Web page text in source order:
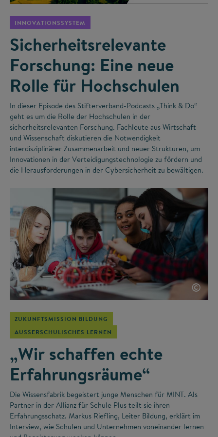
INNOVATIONSSYSTEM
Sicherheitsrelevante
Forschung: Eine neue
Rolle für Hochschulen
In dieser Episode des Stifterverband-Podcasts „Think & Do“
geht es um die Rolle der Hochschulen in der
sicherheitsrelevanten Forschung. Fachleute aus Wirtschaft
und Wissenschaft diskutieren die Notwendigkeit
interdisziplinärer Zusammenarbeit und neuer Strukturen, um
Innovationen in der Verteidigungstechnologie zu fördern und
die Herausforderungen in der Cybersicherheit zu bewältigen.
©
ZUKUNFTSMISSION BILDUNG
AUSSERSCHULISCHES LERNEN
„Wir schaffen echte
Erfahrungsräume“
Die Wissensfabrik begeistert junge Menschen für MINT. Als
Partner in der Allianz für Schule Plus teilt sie ihren
Erfahrungsschatz. Markus Riefling, Leiter Bildung, erklärt im
Interview, wie Schulen und Unternehmen voneinander lernen